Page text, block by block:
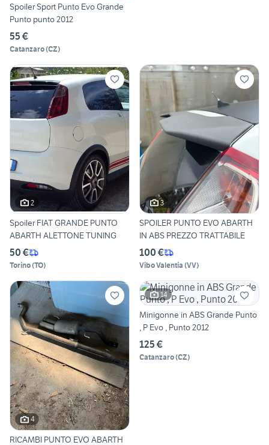
Spoiler Sport Punto Evo Grande
Punto punto 2012
55 €
Catanzaro(CZ)
2
Spoiler FIAT GRANDE PUNTO
ABARTH ALETTONE TUNING
50 €
Torino(TO)
3
SPOILER PUNTO EVO ABARTH
IN ABS PREZZO TRATTABILE
100 €
Vibo Valentia (VV)
4
RICAMBI PUNTO EVO ABARTH
14
Minigonne in ABS Grande Punto
, P Evo , Punto 2012
125 €
Catanzaro(CZ)